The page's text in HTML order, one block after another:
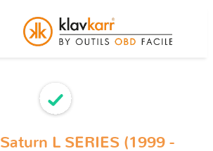
Saturn L SERIES (1999 -